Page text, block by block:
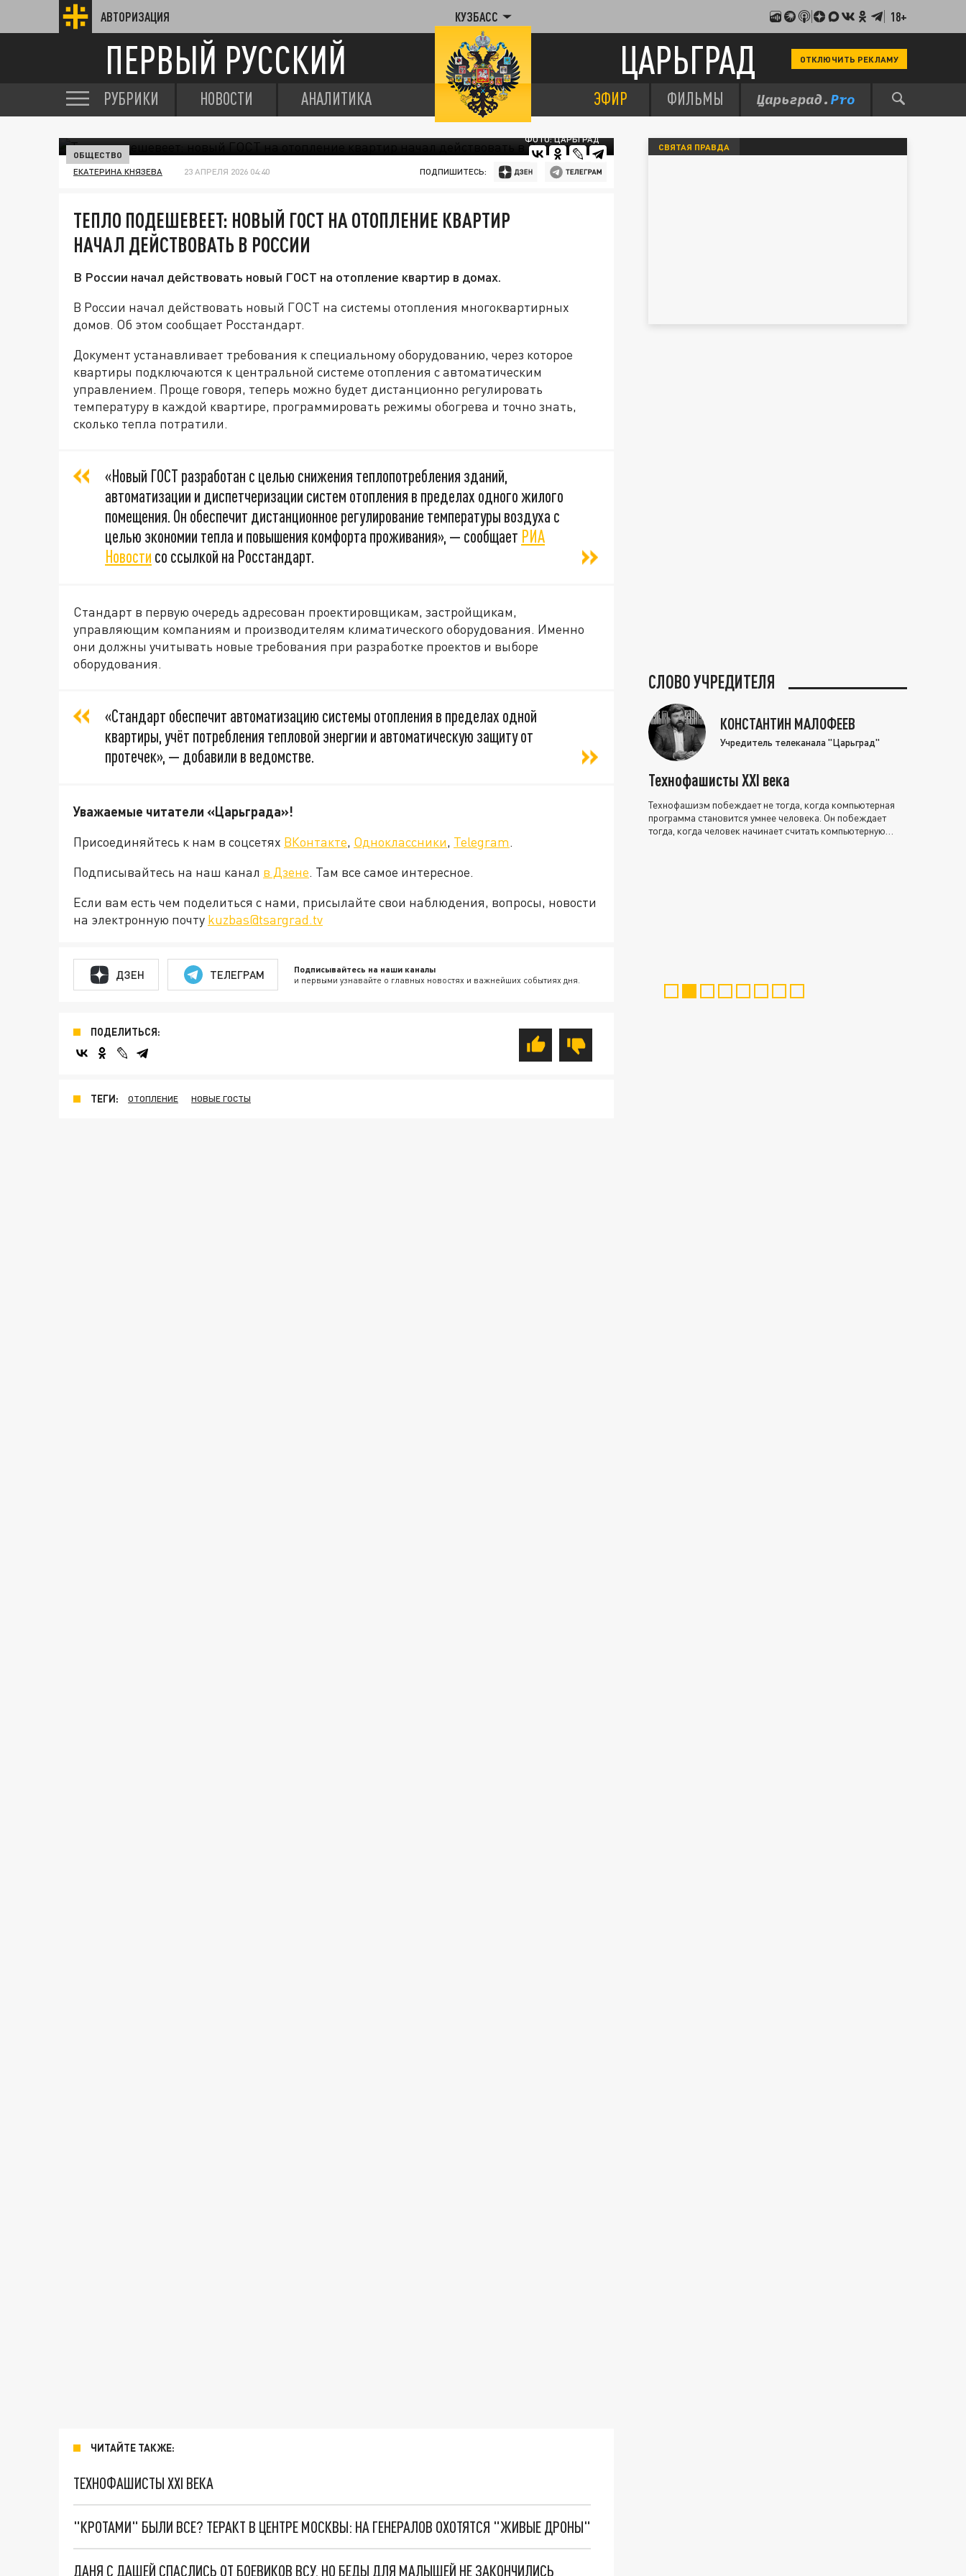
АВТОРИЗАЦИЯ КУЗБАСС 18+
ПЕРВЫЙ РУССКИЙ ЦАРЬГРАД ОТКЛЮЧИТЬ РЕКЛАМУ
РУБРИКИ НОВОСТИ АНАЛИТИКА ЭФИР ФИЛЬМЫ
ФОТО: ЦАРЬГРАД
ОБЩЕСТВО
ЕКАТЕРИНА КНЯЗЕВА 23 АПРЕЛЯ 2026 04:40 ПОДПИШИТЕСЬ:
ТЕПЛО ПОДЕШЕВЕЕТ: НОВЫЙ ГОСТ НА ОТОПЛЕНИЕ КВАРТИР
НАЧАЛ ДЕЙСТВОВАТЬ В РОССИИ
В России начал действовать новый ГОСТ на отопление квартир в домах.
В России начал действовать новый ГОСТ на системы отопления многоквартирных
домов. Об этом сообщает Росстандарт.
Документ устанавливает требования к специальному оборудованию, через которое
квартиры подключаются к центральной системе отопления с автоматическим
управлением. Проще говоря, теперь можно будет дистанционно регулировать
температуру в каждой квартире, программировать режимы обогрева и точно знать,
сколько тепла потратили.
«Новый ГОСТ разработан с целью снижения теплопотребления зданий,
автоматизации и диспетчеризации систем отопления в пределах одного жилого
помещения. Он обеспечит дистанционное регулирование температуры воздуха с
целью экономии тепла и повышения комфорта проживания», — сообщает РИА
Новости со ссылкой на Росстандарт.
Стандарт в первую очередь адресован проектировщикам, застройщикам,
управляющим компаниям и производителям климатического оборудования. Именно
они должны учитывать новые требования при разработке проектов и выборе
оборудования.
«Стандарт обеспечит автоматизацию системы отопления в пределах одной
квартиры, учёт потребления тепловой энергии и автоматическую защиту от
протечек», — добавили в ведомстве.
Уважаемые читатели «Царьграда»!
Присоединяйтесь к нам в соцсетях ВКонтакте, Одноклассники, Telegram.
Подписывайтесь на наш канал в Дзене. Там все самое интересное.
Если вам есть чем поделиться с нами, присылайте свои наблюдения, вопросы, новости
на электронную почту kuzbas@tsargrad.tv
ДЗЕН ТЕЛЕГРАМ Подписывайтесь на наши каналы
и первыми узнавайте о главных новостях и важнейших событиях дня.
ПОДЕЛИТЬСЯ:
ТЕГИ: ОТОПЛЕНИЕ НОВЫЕ ГОСТЫ
ЧИТАЙТЕ ТАКЖЕ:
ТЕХНОФАШИСТЫ XXI ВЕКА
"КРОТАМИ" БЫЛИ ВСЕ? ТЕРАКТ В ЦЕНТРЕ МОСКВЫ: НА ГЕНЕРАЛОВ ОХОТЯТСЯ "ЖИВЫЕ ДРОНЫ"
ДАНЯ С ДАШЕЙ СПАСЛИСЬ ОТ БОЕВИКОВ ВСУ. НО БЕДЫ ДЛЯ МАЛЫШЕЙ НЕ ЗАКОНЧИЛИСЬ
СВЯТАЯ ПРАВДА
СЛОВО УЧРЕДИТЕЛЯ
КОНСТАНТИН МАЛОФЕЕВ
Учредитель телеканала "Царьград"
Технофашисты XXI века
Технофашизм побеждает не тогда, когда компьютерная
программа становится умнее человека. Он побеждает
тогда, когда человек начинает считать компьютерную